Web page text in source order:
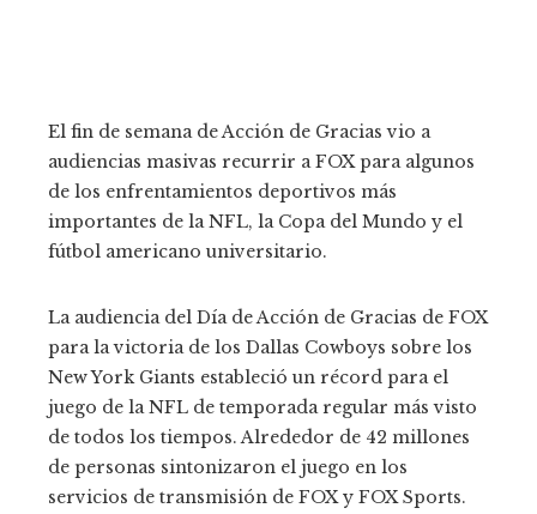
El fin de semana de Acción de Gracias vio a
audiencias masivas recurrir a FOX para algunos
de los enfrentamientos deportivos más
importantes de la NFL, la Copa del Mundo y el
fútbol americano universitario.
La audiencia del Día de Acción de Gracias de FOX
para la victoria de los Dallas Cowboys sobre los
New York Giants estableció un récord para el
juego de la NFL de temporada regular más visto
de todos los tiempos. Alrededor de 42 millones
de personas sintonizaron el juego en los
servicios de transmisión de FOX y FOX Sports.